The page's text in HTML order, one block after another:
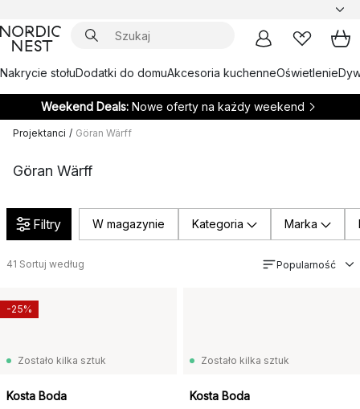
Nakrycie stołuDodatki do domuAkcesoria kuchenneOświetlenie
Weekend Deals: Nowe oferty na każdy weekend
Projektanci / Göran Wärff
Göran Wärff
Filtry W magazynie Kategoria Marka
41 Sortuj według Popularność
Zostało kilka sztuk
Kosta Boda
-25%
Zostało kilka sztuk
Kosta Boda